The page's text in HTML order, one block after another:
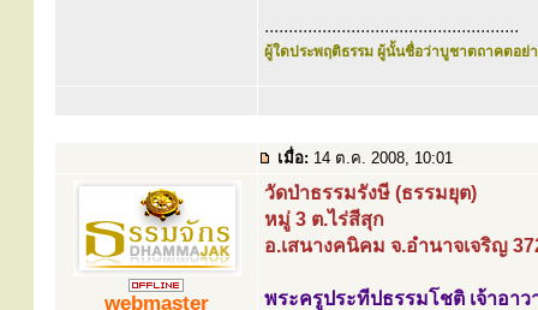
.....................................................
ผู้ใดประพฤติธรรม ผู้นั้นชื่อว่าบูชาตถาคตอย่า
เมื่อ: 14 ต.ค. 2008, 10:01
webmaster
วัดป่าธรรมรังษี (ธรรมยุต)
หมู่ 3 ต.ไร่สีสุก
อ.เสนางคนิคม จ.อำนาจเจริญ
พระครูประทีปธรรมโชติ เจ้าอาว